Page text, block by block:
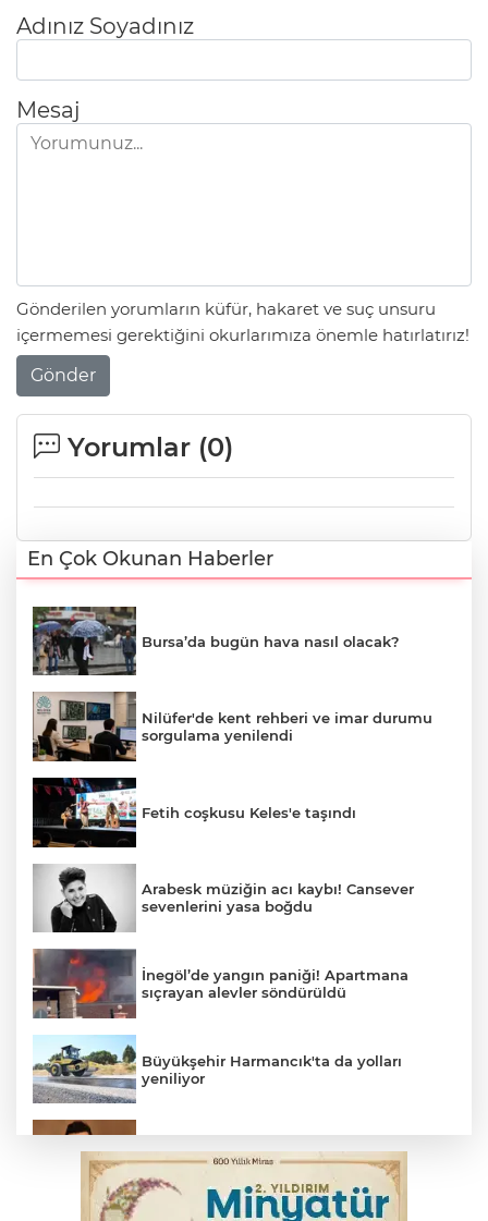
Adınız Soyadınız
Mesaj
Gönderilen yorumların küfür, hakaret ve suç unsuru
içermemesi gerektiğini okurlarımıza önemle hatırlatırız!
Gönder
Yorumlar (0)
En Çok Okunan Haberler
Bursa’da bugün hava nasıl olacak?
Nilüfer'de kent rehberi ve imar durumu
sorgulama yenilendi
Fetih coşkusu Keles'e taşındı
Arabesk müziğin acı kaybı! Cansever
sevenlerini yasa boğdu
İnegöl’de yangın paniği! Apartmana
sıçrayan alevler söndürüldü
Büyükşehir Harmancık'ta da yolları
yeniliyor
kaybetti